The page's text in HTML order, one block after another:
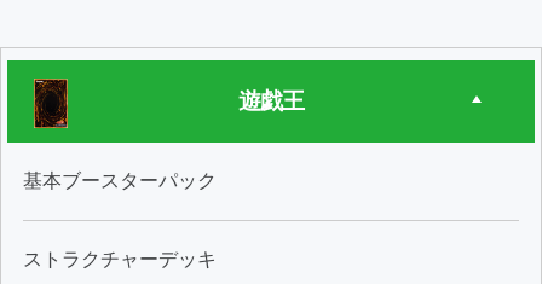
遊戯王
基本ブースターパック
ストラクチャーデッキ